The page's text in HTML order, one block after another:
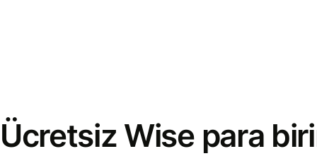
Ücretsiz Wise para